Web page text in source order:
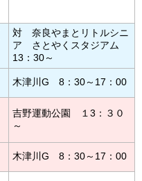
対 奈良やまとリトルシニ
ア さとやくスタジアム
13：30～
木津川G 8：30～17：00
吉野運動公園 １3：３０
～
木津川G 8：30～17：00